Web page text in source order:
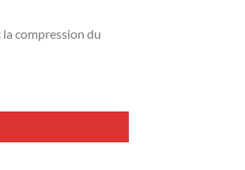
compression du